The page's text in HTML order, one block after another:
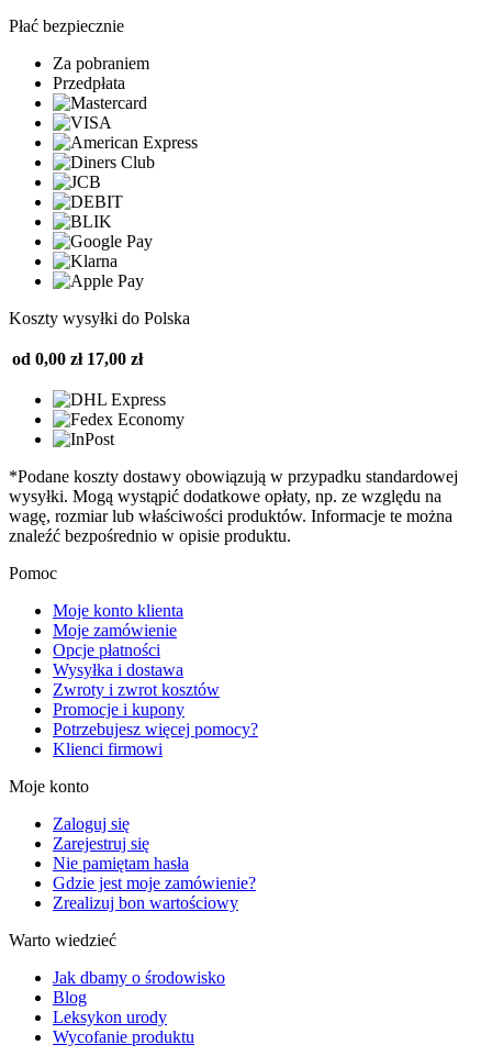
Płać bezpiecznie
Za pobraniem
Przedpłata
Koszty wysyłki do Polska
od 0,00 zł 17,00 zł
*Podane koszty dostawy obowiązują w przypadku standardowej
wysyłki. Mogą wystąpić dodatkowe opłaty, np. ze względu na
wagę, rozmiar lub właściwości produktów. Informacje te można
znaleźć bezpośrednio w opisie produktu.
Pomoc
Moje konto klienta
Moje zamówienie
Opcje płatności
Wysyłka i dostawa
Zwroty i zwrot kosztów
Promocje i kupony
Potrzebujesz więcej pomocy?
Klienci firmowi
Moje konto
Zaloguj się
Zarejestruj się
Nie pamiętam hasła
Gdzie jest moje zamówienie?
Zrealizuj bon wartościowy
Warto wiedzieć
Jak dbamy o środowisko
Blog
Leksykon urody
Wycofanie produktu